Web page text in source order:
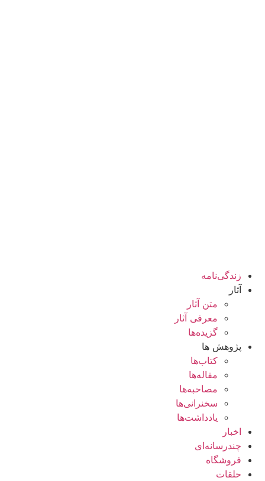
زندگی‌نامه
آثار
متن آثار
معرفی آثار
گزیده‌ها
پژوهش ها
کتاب‌ها
مقاله‌ها
مصاحبه‌ها
سخنرانی‌ها
یادداشت‌ها
اخبار
چندرسانه‌ای
فروشگاه
حلقات